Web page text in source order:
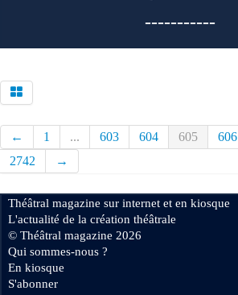
-----------
← 1 ... 603 604 605 606
2742
→
Théâtral magazine sur internet et en kiosque
L'actualité de la création théâtrale
© Théâtral magazine 2026
Qui sommes-nous ?
En kiosque
S'abonner